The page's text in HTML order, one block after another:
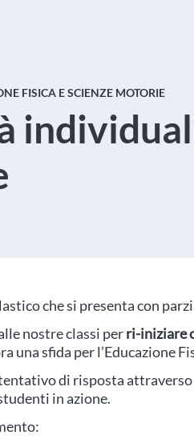
FISICA E SCIENZE MOTORIE
che si presenta con
nostre classi perri-iniziare
una sfida per l’Educazione
di risposta attraverso
in azione.